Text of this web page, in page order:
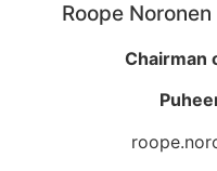
Roope Noronen
Chairman